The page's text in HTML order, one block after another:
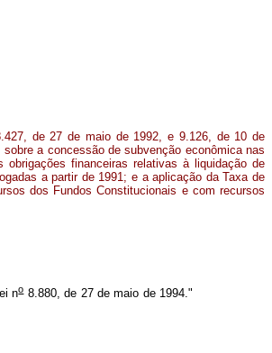
de 27 de maio de 1992, e 9.126, de 10 de
a concessão de subvenção econômica nas
financeiras relativas à liquidação de
a partir de 1991; e a aplicação da Taxa de
dos Fundos Constitucionais e com recursos
no8.880, de 27 de maio de 1994."